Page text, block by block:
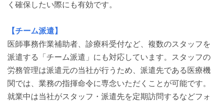
く確保したい際にも有効です。
【チーム派遣】
医師事務作業補助者、診療科受付など、複数のスタッフを
派遣する「チーム派遣」にも対応しています。スタッフの
労務管理は派遣元の当社が行うため、派遣先である医療機
関では、業務の指揮命令に専念いただくことが可能です。
就業中は当社がスタッフ・派遣先を定期訪問するなどフォ